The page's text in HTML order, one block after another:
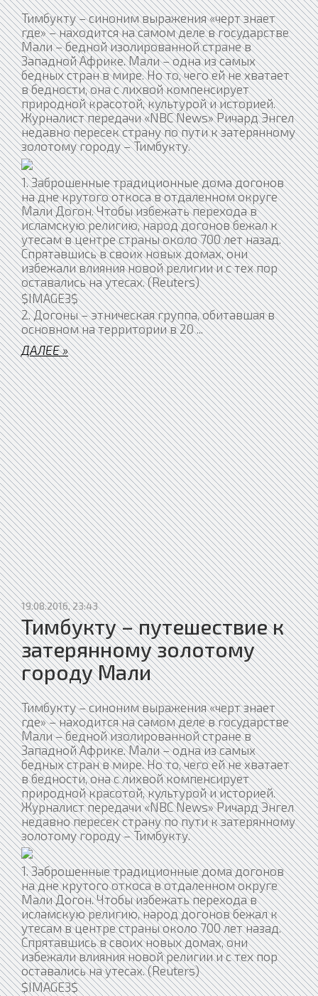
Тимбукту – синоним выражения «черт знает
где» – находится на самом деле в государстве
Мали – бедной изолированной стране в
Западной Африке. Мали – одна из самых
бедных стран в мире. Но то, чего ей не хватает
в бедности, она с лихвой компенсирует
природной красотой, культурой и историей.
Журналист передачи «NBC News» Ричард Энгел
недавно пересек страну по пути к затерянному
золотому городу – Тимбукту.
1. Заброшенные традиционные дома догонов
на дне крутого откоса в отдаленном округе
Мали Догон. Чтобы избежать перехода в
исламскую религию, народ догонов бежал к
утесам в центре страны около 700 лет назад.
Спрятавшись в своих новых домах, они
избежали влияния новой религии и с тех пор
оставались на утесах. (Reuters)
$IMAGE3$
2. Догоны – этническая группа, обитавшая в
основном на территории в 20...
ДАЛЕЕ »
19.08.2016, 23:43
Тимбукту – путешествие к
затерянному золотому
городу Мали
Тимбукту – синоним выражения «черт знает
где» – находится на самом деле в государстве
Мали – бедной изолированной стране в
Западной Африке. Мали – одна из самых
бедных стран в мире. Но то, чего ей не хватает
в бедности, она с лихвой компенсирует
природной красотой, культурой и историей.
Журналист передачи «NBC News» Ричард Энгел
недавно пересек страну по пути к затерянному
золотому городу – Тимбукту.
1. Заброшенные традиционные дома догонов
на дне крутого откоса в отдаленном округе
Мали Догон. Чтобы избежать перехода в
исламскую религию, народ догонов бежал к
утесам в центре страны около 700 лет назад.
Спрятавшись в своих новых домах, они
избежали влияния новой религии и с тех пор
оставались на утесах. (Reuters)
$IMAGE3$